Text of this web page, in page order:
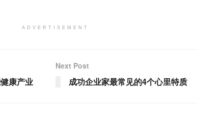
ADVERTISEMENT
康产业
Next Post
成功企业家最常见的4个心里特质